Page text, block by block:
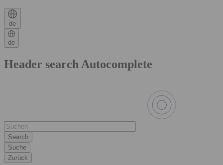
de
de
Header search Autocomplete
Suche
Zurück